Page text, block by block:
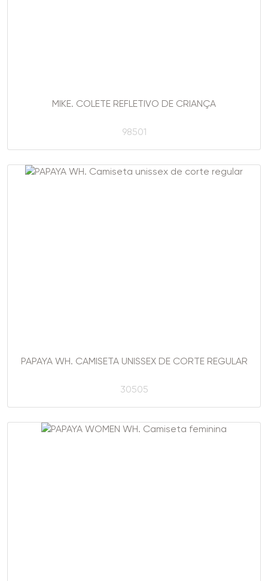
MIKE. COLETE REFLETIVO DE CRIANÇA
98501
PAPAYA WH. CAMISETA UNISSEX DE CORTE REGULAR
30505